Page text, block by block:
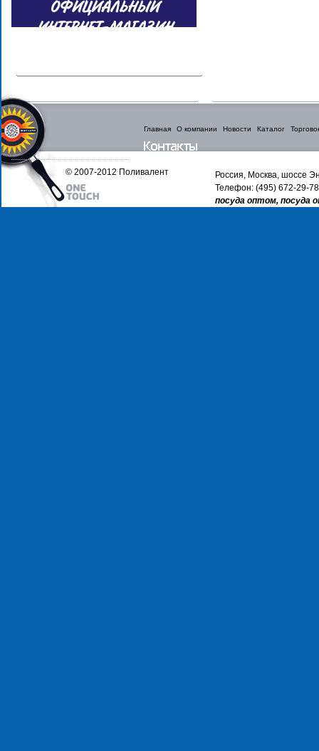
Главная О компании Новости Каталог
Россия, Москва, шоссе
Телефон: (495) 672-29-
посуда оптом, посуда
© 2007-2012 Поливалент